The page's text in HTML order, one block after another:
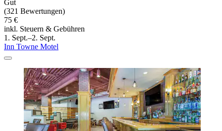
Gut
(321 Bewertungen)
75 €
inkl. Steuern & Gebühren
1. Sept.–2. Sept.
Inn Towne Motel